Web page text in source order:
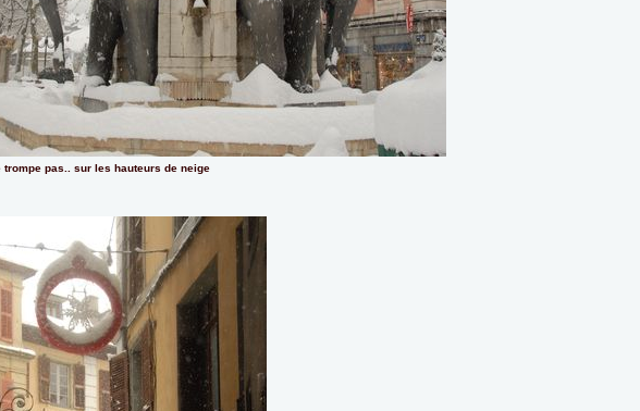
trompe pas.. sur les hauteurs de neige